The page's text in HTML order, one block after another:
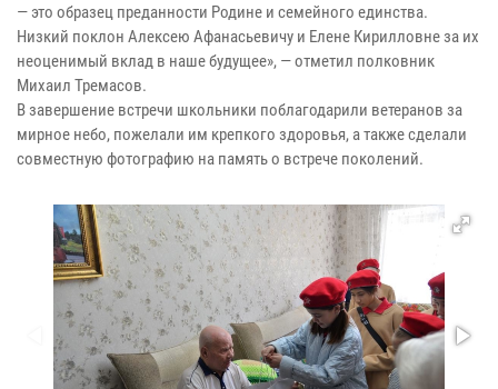
— это образец преданности Родине и семейного единства.
Низкий поклон Алексею Афанасьевичу и Елене Кирилловне за их
неоценимый вклад в наше будущее», — отметил полковник
Михаил Тремасов.
В завершение встречи школьники поблагодарили ветеранов за
мирное небо, пожелали им крепкого здоровья, а также сделали
совместную фотографию на память о встрече поколений.